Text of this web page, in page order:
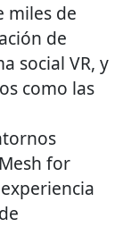
miles de
de
social VR, y
como las
for